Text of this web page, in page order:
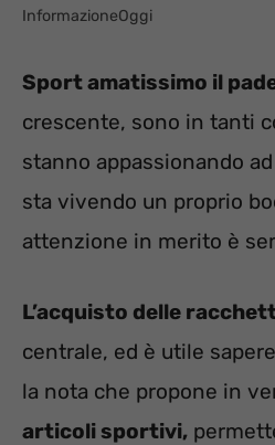
InformazioneOggi
Sport amatissimo il
crescente, sono in tanti
stanno appassionando
sta vivendo un proprio
attenzione in merito è
L’acquisto delle
centrale, ed è utile
la nota che propone in
articoli sportivi,